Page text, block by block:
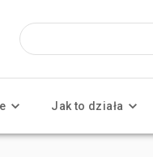
Jak to działa